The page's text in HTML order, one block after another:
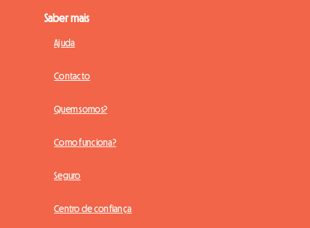
Saber mais
Ajuda
Contacto
Quem somos?
Como funciona?
Seguro
Centro de confiança